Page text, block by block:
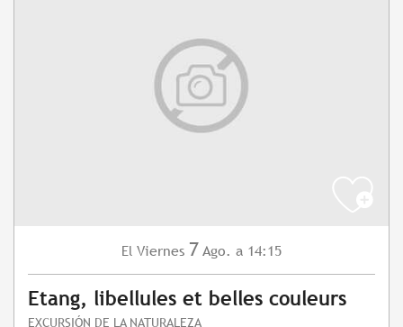
El Viernes 7 Ago. a 14:15
Etang, libellules et belles couleurs
EXCURSIÓN DE LA NATURALEZA